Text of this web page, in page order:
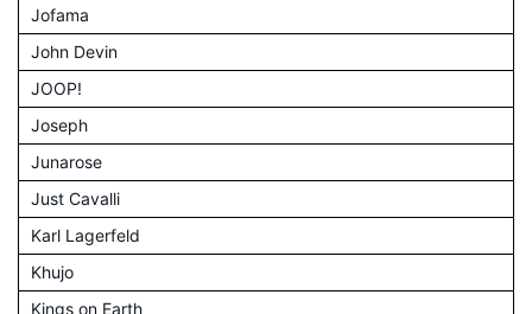
Jofama
John Devin
JOOP!
Joseph
Junarose
Just Cavalli
Karl Lagerfeld
Khujo
Kings on Earth